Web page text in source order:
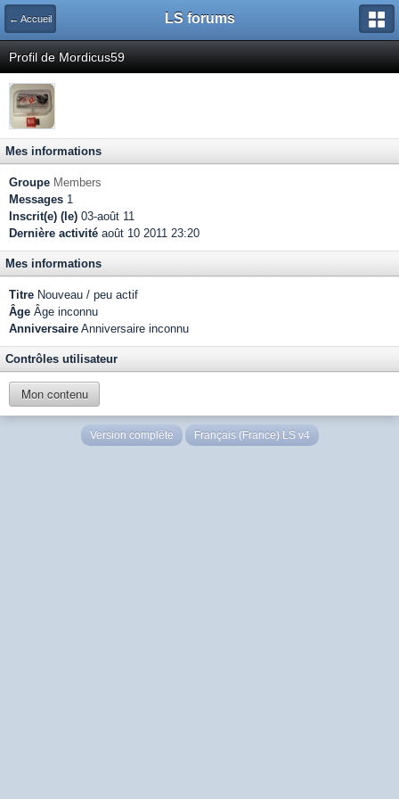
← Accueil LS forums
Profil de Mordicus59
Mes informations
Groupe Members
Messages 1
Inscrit(e) (le) 03-août 11
Dernière activité août 10 2011 23:20
Mes informations
Titre Nouveau / peu actif
Âge Âge inconnu
Anniversaire Anniversaire inconnu
Contrôles utilisateur
Mon contenu
Version complète Français (France) LS v4